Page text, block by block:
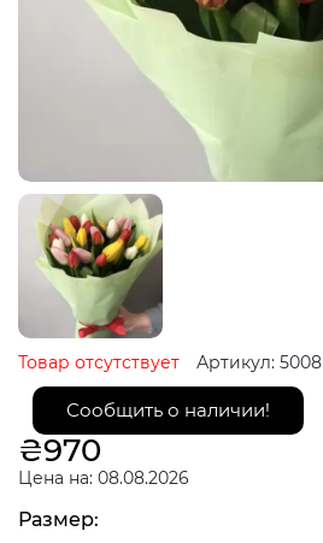
Товар отсутствует Артикул: 5008
₴970
Цена на: 08.08.2026
Сообщить о наличии!
Размер: